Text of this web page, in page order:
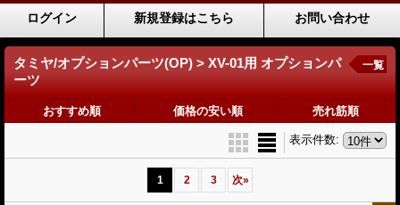
ログイン 新規登録はこちら お問い合わせ
タミヤ/オプションパーツ(OP) > XV-01用 オプションパ
ーツ
一覧
おすすめ順 価格の安い順 売れ筋順
表示件数:
1 2 3 次»